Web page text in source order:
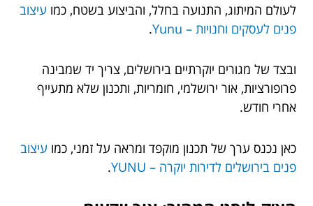
לעולם המיתוג, התנועה בחלל, והביצוע בשטח, כמו עיצוב
פנים לעסקים וחנויות – Yunu
.
ובצד של מגורים יוקרתיים בירושלים, צריך יד שמבינה
פרופורציות, אור ירושלמי, חומריות, ותכנון שלא מתעייף
אחרי חודש.
כאן נכנס ערך של תכנון מוקפד ומראה על זמני, כמו עיצוב
פנים בירושלים לדירות יוקרה – YUNU
.